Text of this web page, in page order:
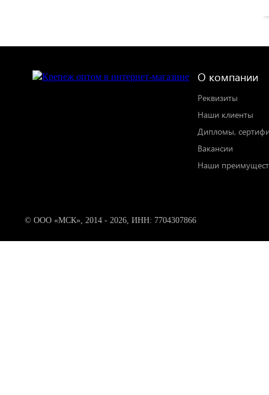
О компании
Реквизиты
Наши клиенты
Дипломы,
Вакансии
Наши
© ООО «МСК», 2014 - 2026, ИНН: 7704307866